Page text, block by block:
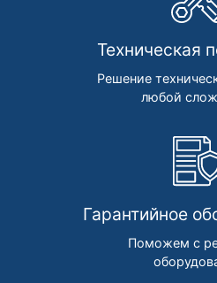
Техническая
Решение
любой
Гарантийное
Поможем с